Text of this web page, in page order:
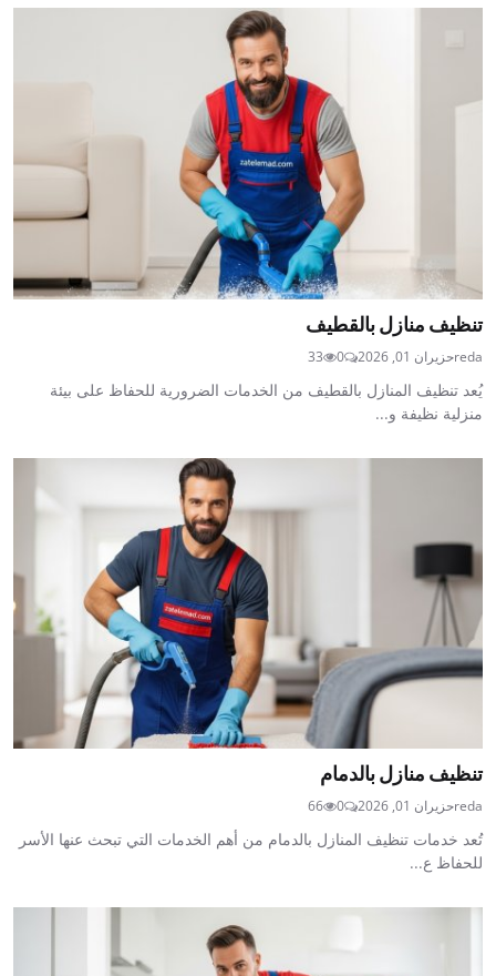
تنظيف منازل بالقطيف
redaحزيران 01, 2026 0
33
يُعد تنظيف المنازل بالقطيف من الخدمات الضرورية للحفاظ على بيئة
منزلية نظيفة و...
تنظيف منازل بالدمام
redaحزيران 01, 2026 0
66
تُعد خدمات تنظيف المنازل بالدمام من أهم الخدمات التي تبحث عنها الأسر
للحفاظ ع...